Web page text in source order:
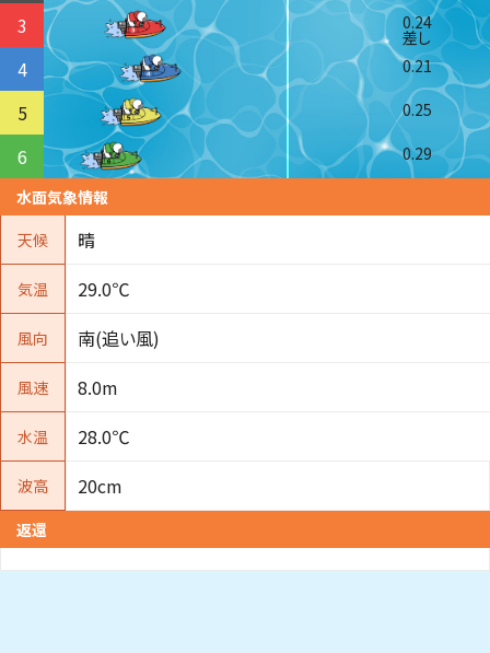
3 0.24
差し
4 0.21
5 0.25
6
0.29
水面気象情報
天候
晴
気温 29.0℃
風向 南(追い風)
風速 8.0m
水温 28.0℃
波高 20cm
返還